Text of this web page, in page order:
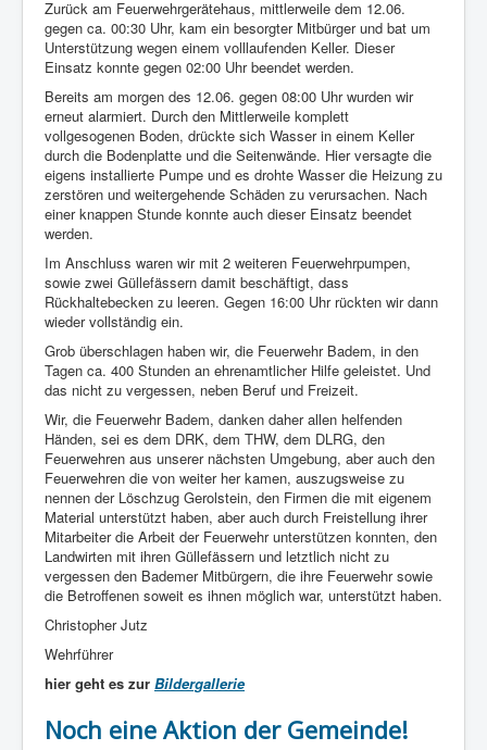
Zurück am Feuerwehrgerätehaus, mittlerweile dem 12.06.
gegen ca. 00:30 Uhr, kam ein besorgter Mitbürger und bat um
Unterstützung wegen einem volllaufenden Keller. Dieser
Einsatz konnte gegen 02:00 Uhr beendet werden.
Bereits am morgen des 12.06. gegen 08:00 Uhr wurden wir
erneut alarmiert. Durch den Mittlerweile komplett
vollgesogenen Boden, drückte sich Wasser in einem Keller
durch die Bodenplatte und die Seitenwände. Hier versagte die
eigens installierte Pumpe und es drohte Wasser die Heizung zu
zerstören und weitergehende Schäden zu verursachen. Nach
einer knappen Stunde konnte auch dieser Einsatz beendet
werden.
Im Anschluss waren wir mit 2 weiteren Feuerwehrpumpen,
sowie zwei Güllefässern damit beschäftigt, dass
Rückhaltebecken zu leeren. Gegen 16:00 Uhr rückten wir dann
wieder vollständig ein.
Grob überschlagen haben wir, die Feuerwehr Badem, in den
Tagen ca. 400 Stunden an ehrenamtlicher Hilfe geleistet. Und
das nicht zu vergessen, neben Beruf und Freizeit.
Wir, die Feuerwehr Badem, danken daher allen helfenden
Händen, sei es dem DRK, dem THW, dem DLRG, den
Feuerwehren aus unserer nächsten Umgebung, aber auch den
Feuerwehren die von weiter her kamen, auszugsweise zu
nennen der Löschzug Gerolstein, den Firmen die mit eigenem
Material unterstützt haben, aber auch durch Freistellung ihrer
Mitarbeiter die Arbeit der Feuerwehr unterstützen konnten, den
Landwirten mit ihren Güllefässern und letztlich nicht zu
vergessen den Bademer Mitbürgern, die ihre Feuerwehr sowie
die Betroffenen soweit es ihnen möglich war, unterstützt haben.
Christopher Jutz
Wehrführer
hier geht es zur Bildergallerie
Noch eine Aktion der Gemeinde!